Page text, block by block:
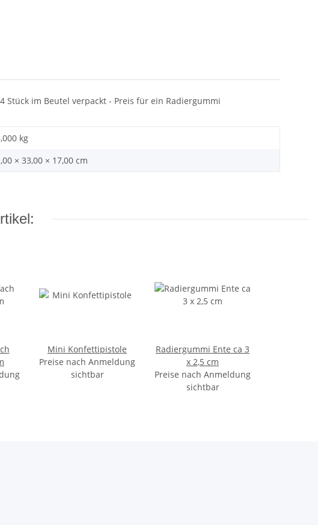
im Beutel verpackt - Preis für ein Radiergummi
kg
× 33,00 × 17,00 cm
Mini Konfettipistole
Preise nach Anmeldung
sichtbar
Radiergummi Ente ca 3
x 2,5 cm
Preise nach Anmeldung
sichtbar